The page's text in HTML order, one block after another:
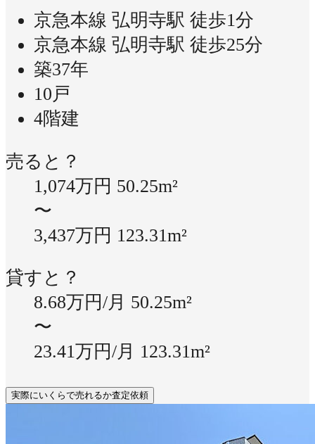
京急本線 弘明寺駅 徒歩1分
京急本線 弘明寺駅 徒歩25分
築37年
10戸
4階建
売ると？
1,074万円 50.25m²
〜
3,437万円 123.31m²
貸すと？
8.68万円/月 50.25m²
〜
23.41万円/月 123.31m²
実際にいくらで売れるか査定依頼